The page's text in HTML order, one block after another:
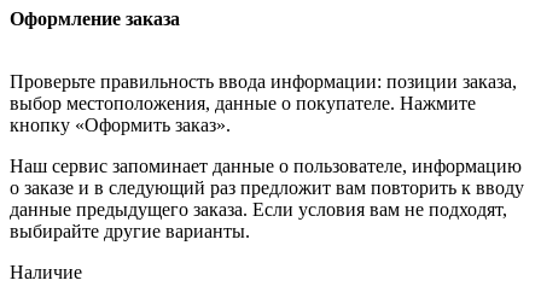
Оформление заказа
Проверьте правильность ввода информации: позиции заказа,
выбор местоположения, данные о покупателе. Нажмите
кнопку «Оформить заказ».
Наш сервис запоминает данные о пользователе, информацию
о заказе и в следующий раз предложит вам повторить к вводу
данные предыдущего заказа. Если условия вам не подходят,
выбирайте другие варианты.
Наличие